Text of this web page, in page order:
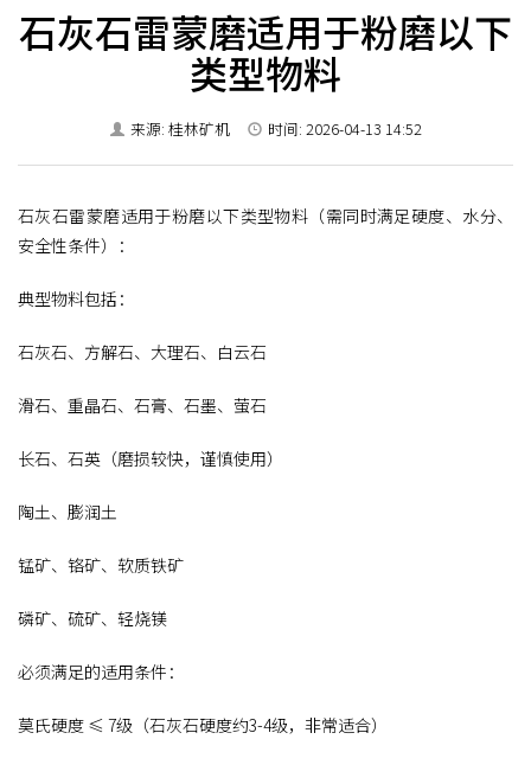
n
石灰石雷蒙磨适用于粉磨以下
类型物料
来源: 桂林矿机 时间: 2026-04-13 14:52
石灰石雷蒙磨适用于粉磨以下类型物料（需同时满足硬度、水分、
安全性条件）：
典型物料包括：
石灰石、方解石、大理石、白云石
滑石、重晶石、石膏、石墨、萤石
长石、石英（磨损较快，谨慎使用）
陶土、膨润土
锰矿、铬矿、软质铁矿
磷矿、硫矿、轻烧镁
必须满足的适用条件：
莫氏硬度 ≤ 7级（石灰石硬度约3-4级，非常适合）